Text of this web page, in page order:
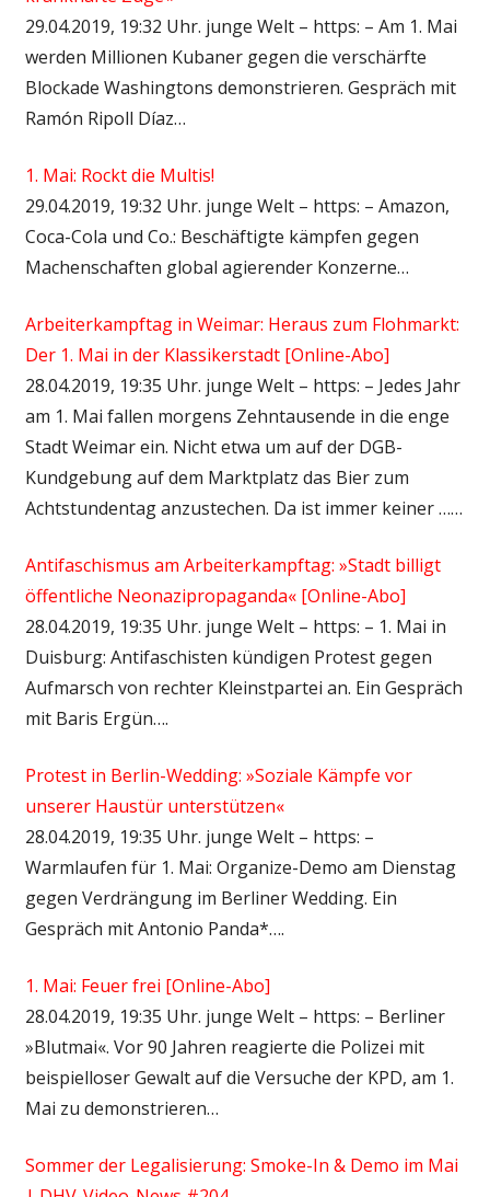
29.04.2019, 19:32 Uhr. junge Welt – https: – Am 1. Mai
werden Millionen Kubaner gegen die verschärfte
Blockade Washingtons demonstrieren. Gespräch mit
Ramón Ripoll Díaz…
1. Mai: Rockt die Multis!
29.04.2019, 19:32 Uhr. junge Welt – https: – Amazon,
Coca-Cola und Co.: Beschäftigte kämpfen gegen
Machenschaften global agierender Konzerne…
Arbeiterkampftag in Weimar: Heraus zum Flohmarkt:
Der 1. Mai in der Klassikerstadt [Online-Abo]
28.04.2019, 19:35 Uhr. junge Welt – https: – Jedes Jahr
am 1. Mai fallen morgens Zehntausende in die enge
Stadt Weimar ein. Nicht etwa um auf der DGB-
Kundgebung auf dem Marktplatz das Bier zum
Achtstundentag anzustechen. Da ist immer keiner ……
Antifaschismus am Arbeiterkampftag: »Stadt billigt
öffentliche Neonazipropaganda« [Online-Abo]
28.04.2019, 19:35 Uhr. junge Welt – https: – 1. Mai in
Duisburg: Antifaschisten kündigen Protest gegen
Aufmarsch von rechter Kleinstpartei an. Ein Gespräch
mit Baris Ergün….
Protest in Berlin-Wedding: »Soziale Kämpfe vor
unserer Haustür unterstützen«
28.04.2019, 19:35 Uhr. junge Welt – https: –
Warmlaufen für 1. Mai: Organize-Demo am Dienstag
gegen Verdrängung im Berliner Wedding. Ein
Gespräch mit Antonio Panda*….
1. Mai: Feuer frei [Online-Abo]
28.04.2019, 19:35 Uhr. junge Welt – https: – Berliner
»Blutmai«. Vor 90 Jahren reagierte die Polizei mit
beispielloser Gewalt auf die Versuche der KPD, am 1.
Mai zu demonstrieren…
Sommer der Legalisierung: Smoke-In & Demo im Mai